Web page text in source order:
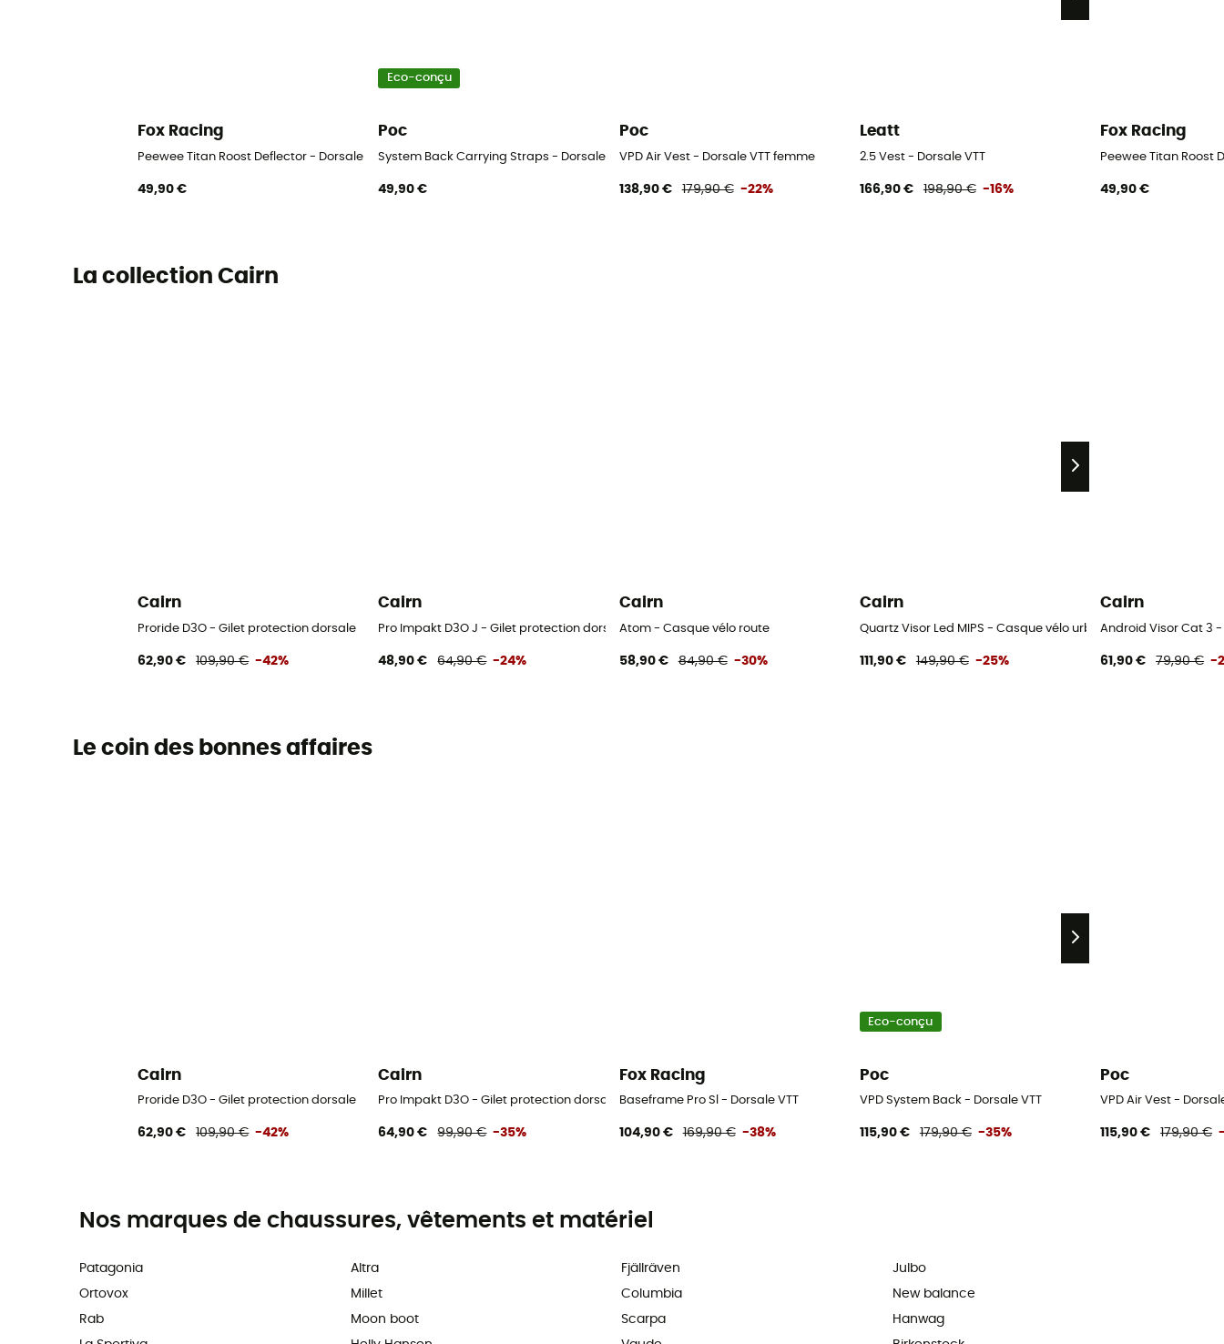
Fox Racing
Peewee Titan Roost Deflector - Dorsale VTT
49,90 €
Eco-conçu
Poc
System Back Carrying Straps - Dorsale VTT
49,90 €
Poc
VPD Air Vest - Dorsale VTT femme
138,90 € 179,90 € -22%
Leatt
2.5 Vest - Dorsale VTT
166,90 € 198,90 € -16%
Fox Racing
Peewee Titan Roost
49,90 €
La collection Cairn
Cairn
Proride D3O - Gilet protection dorsale
62,90 € 109,90 € -42%
Cairn
Pro Impakt D3O J - Gilet protection dorsale
48,90 € 64,90 € -24%
Cairn
Atom - Casque vélo route
58,90 € 84,90 € -30%
Cairn
Quartz Visor Led MIPS - Casque vélo urbain homme
111,90 € 149,90 € -25%
Cairn
Android Visor Cat 3
61,90 € 79,90 € -
Le coin des bonnes affaires
Cairn
Proride D3O - Gilet protection dorsale
62,90 € 109,90 € -42%
Cairn
Pro Impakt D3O - Gilet protection dorsale
64,90 € 99,90 € -35%
Fox Racing
Baseframe Pro Sl - Dorsale VTT
104,90 € 169,90 € -38%
Eco-conçu
Poc
VPD System Back - Dorsale VTT
115,90 € 179,90 € -35%
Poc
VPD Air Vest -
115,90 € 179,90 €
Nos marques de chaussures, vêtements et matériel
Patagonia
Ortovox
Rab
Altra
Millet
Moon boot
Fjällräven
Columbia
Scarpa
Julbo
New balance
Hanwag